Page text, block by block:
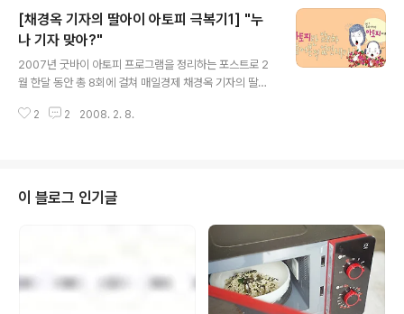
냐?”하고 물어보았다. “아토피? 아토피가 뭔데?”하고 물
었더니 남동생이 정말 어이없다는 말투로 “누나, 기자 맞
아? 아토피가 요즘 얼마나 심각한데. 저거 한번 걸리면 평
생 안 낫는데”하고 대꾸했다. 아토피라는 말에 겁도 더럭
나고 해서 인터넷 사이트를 뒤졌다. 인터넷에 ‘아토피’라는
단어를 치자 무수한 사이트와 정보들이 뜨기 시작했다. 그
[채경옥 기자의 딸아이 아토피 극복기1] "누
나 기자 맞아?"
2007년 굿바이 아토피 프로그램을 정리하는 포스트로 2
월 한달 동안 총 8회에 걸쳐 매일경제 채경옥 기자의 딸아
무원의 웹진인 e-자연을담는큰그릇의 봄, 여름, 가을, 겨울
싸움에서 이기는 방법들을 함께 공유하는 시간이 될 것입
니다. 많은 관심 부탁드립니다. “누나 기자 맞아? 저거 아토
피 평생 안 낫는데…” 사람들과 얘기를 하다 보면 의외로 아
주 기초적인 아토피 상식조차 없는 경우가 많다. 우리 큰아
이(이제 여덟살이다)가 아토피를 극복해 가는 과정에 특별
한 비법이 있었던 것은 아니다...
2 2 2008. 2. 8.
이 블로그 인기글